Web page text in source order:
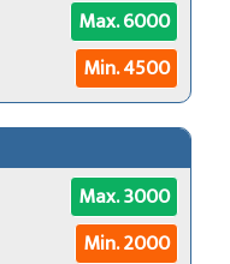
Max. 6000
Min. 4500
Max. 3000
Min. 2000